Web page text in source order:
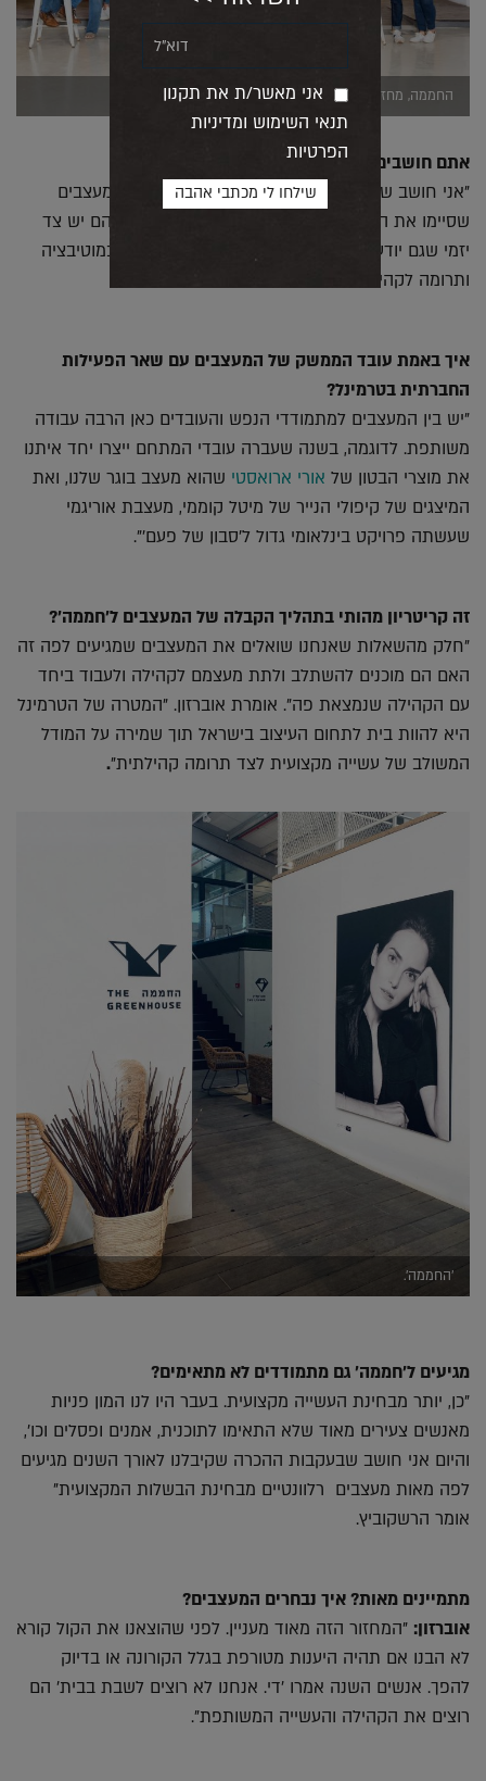
החממה, מחזור 2 או 6, צילום ניר סלקמן
אתם חושבים שזו החותמת שלכם בעולם העיצוב?
"אני חושב שכן. אני חושב שהחוט שמחבר בין כל המעצבים
שסיימו את התוכניות שלנו הוא היזמות. בכל אחד מהם יש צד
יזמי שגם יודע להשתנות תוך כדי תנועה וגם להיות במוטיבציה
ותרומה לקהילה".
איך באמת עובד הממשק של המעצבים עם שאר הפעילות
החברתית בטרמינל?
"יש בין המעצבים למתמודדי הנפש והעובדים כאן הרבה עבודה
משותפת. לדוגמה, בשנה שעברה עובדי המתחם ייצרו יחד איתנו
את מוצרי הבטון של אורי ארואסטי שהוא מעצב בוגר שלנו, ואת
המיצגים של קיפולי הנייר של מיטל קוממי, מעצבת אוריגמי
שעשתה פרויקט בינלאומי גדול ל'סבון של פעם'".
זה קריטריון מהותי בתהליך הקבלה של המעצבים ל'חממה'?
"חלק מהשאלות שאנחנו שואלים את המעצבים שמגיעים לפה זה
האם הם מוכנים להשתלב ולתת מעצמם לקהילה ולעבוד ביחד
עם הקהילה שנמצאת פה". אומרת אוברזון. "המטרה של הטרמינל
היא להוות בית לתחום העיצוב בישראל תוך שמירה על המודל
המשולב של עשייה מקצועית לצד תרומה קהילתית".
'החממה'.
מגיעים ל'חממה' גם מתמודדים לא מתאימים?
"כן, יותר מבחינת העשייה מקצועית. בעבר היו לנו המון פניות
מאנשים צעירים מאוד שלא התאימו לתוכנית, אמנים ופסלים וכו',
והיום אני חושב שבעקבות ההכרה שקיבלנו לאורך השנים מגיעים
לפה מאות מעצבים רלוונטיים מבחינת הבשלות המקצועית"
אומר הרשקוביץ.
מתמיינים מאות? איך נבחרים המעצבים?
אוברזון: "המחזור הזה מאוד מעניין. לפני שהוצאנו את הקול קורא
לא הבנו אם תהיה היענות מטורפת בגלל הקורונה או בדיוק
להפך. אנשים השנה אמרו 'די. אנחנו לא רוצים לשבת בבית' הם
רוצים את הקהילה והעשייה המשותפת".
אני מאשר/ת את תקנון
תנאי השימוש ומדיניות
הפרטיות